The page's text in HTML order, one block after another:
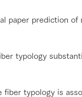
paper prediction
typology
fiber typology is